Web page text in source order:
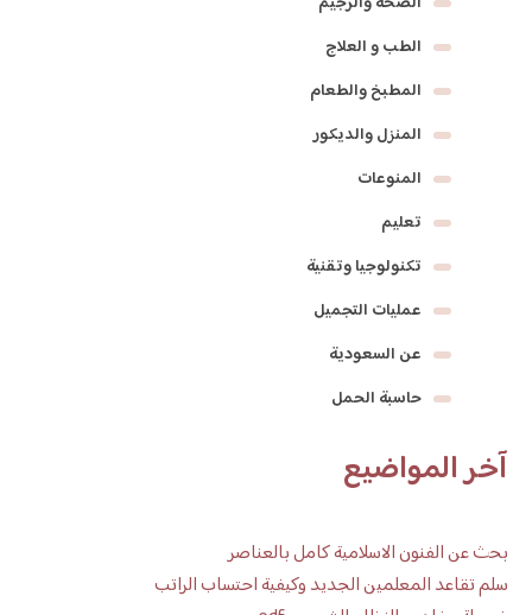
الطب و العلاج
المطبخ والطعام
المنزل والديكور
المنوعات
تعليم
تكنولوجيا وتقنية
عمليات التجميل
عن السعودية
حاسبة الحمل
آخر المواضيع
بحث عن الفنون الاسلامية كامل بالعناصر
سلم تقاعد المعلمين الجديد وكيفية احتساب الراتب